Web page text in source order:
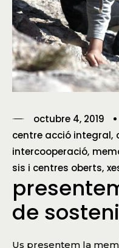
octubre 4, 2019
centre acció integral
intercooperació
sis i centres oberts
de
Us presentem la